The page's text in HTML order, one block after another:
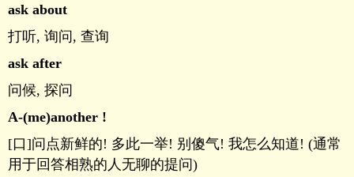
ask about
打听, 询问, 查询
ask after
问候, 探问
A-(me)another !
[口]问点新鲜的! 多此一举! 别傻气! 我怎么知道! (通常
用于回答相熟的人无聊的提问)